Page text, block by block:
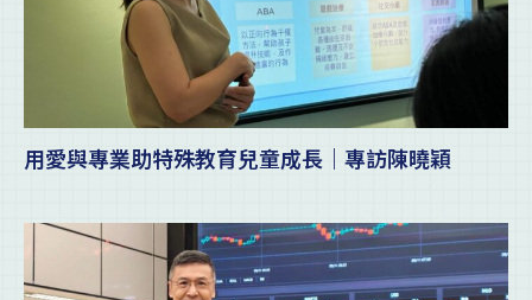
用愛與專業助特殊教育兒童成長｜專訪陳曉穎